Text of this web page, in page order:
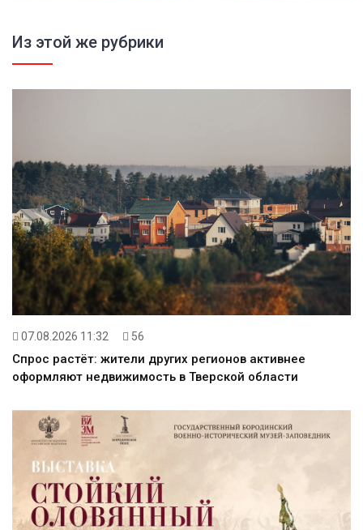
Из этой же рубрики
07.08.2026 11:32 56
Спрос растёт: жители других регионов активнее
оформляют недвижимость в Тверской области